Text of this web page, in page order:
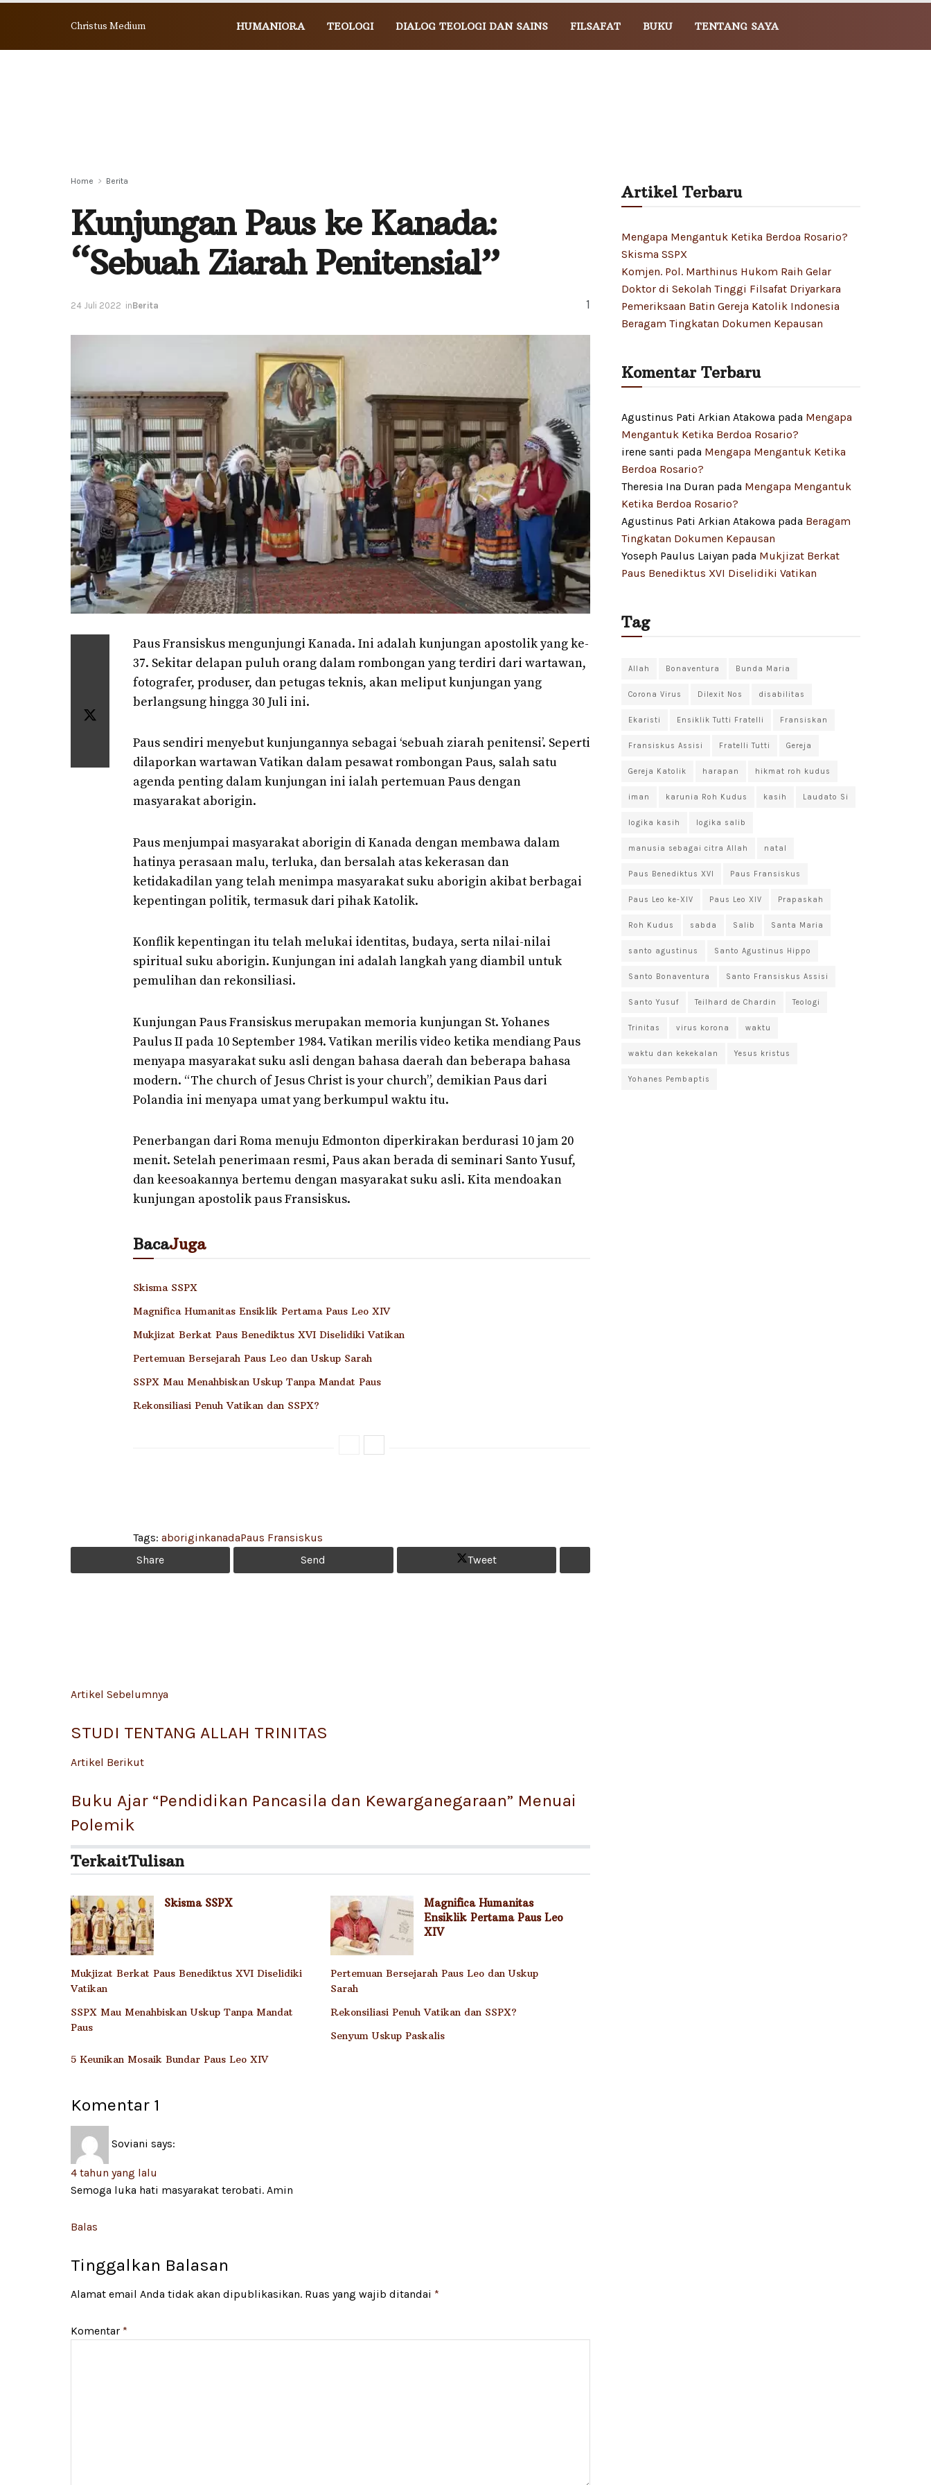
Christus Medium HUMANIORA TEOLOGI DIALOG TEOLOGI DAN SAINS FILSAFAT BUKU TENTANG SAYA
Home Berita
Kunjungan Paus ke Kanada:
“Sebuah Ziarah Penitensial”
24 Juli 2022 inBerita 1
Paus Fransiskus mengunjungi Kanada. Ini adalah kunjungan apostolik yang ke-
37. Sekitar delapan puluh orang dalam rombongan yang terdiri dari wartawan,
fotografer, produser, dan petugas teknis, akan meliput kunjungan yang
berlangsung hingga 30 Juli ini.
Paus sendiri menyebut kunjungannya sebagai ‘sebuah ziarah penitensi’. Seperti
dilaporkan wartawan Vatikan dalam pesawat rombongan Paus, salah satu
agenda penting dalam kunjungan ini ialah pertemuan Paus dengan
masyarakat aborigin.
Paus menjumpai masyarakat aborigin di Kanada dengan membawa dalam
hatinya perasaan malu, terluka, dan bersalah atas kekerasan dan
ketidakadilan yang telah menimpa masyarakat suku aborigin akibat berbagai
kepentingan politik, termasuk dari pihak Katolik.
Konflik kepentingan itu telah melukai identitas, budaya, serta nilai-nilai
spiritual suku aborigin. Kunjungan ini adalah langkah yang diambil untuk
pemulihan dan rekonsiliasi.
Kunjungan Paus Fransiskus merupakan memoria kunjungan St. Yohanes
Paulus II pada 10 September 1984. Vatikan merilis video ketika mendiang Paus
menyapa masyarakat suku asli dengan bahasa daerah dan beberapa bahasa
modern. “The church of Jesus Christ is your church”, demikian Paus dari
Polandia ini menyapa umat yang berkumpul waktu itu.
Penerbangan dari Roma menuju Edmonton diperkirakan berdurasi 10 jam 20
menit. Setelah penerimaan resmi, Paus akan berada di seminari Santo Yusuf,
dan keesoakannya bertemu dengan masyarakat suku asli. Kita mendoakan
kunjungan apostolik paus Fransiskus.
BacaJuga
Skisma SSPX
Magnifica Humanitas Ensiklik Pertama Paus Leo XIV
Mukjizat Berkat Paus Benediktus XVI Diselidiki Vatikan
Pertemuan Bersejarah Paus Leo dan Uskup Sarah
SSPX Mau Menahbiskan Uskup Tanpa Mandat Paus
Rekonsiliasi Penuh Vatikan dan SSPX?
Tags: aboriginkanadaPaus Fransiskus
Share
Send Tweet
Artikel Sebelumnya
STUDI TENTANG ALLAH TRINITAS
Artikel Berikut
Buku Ajar “Pendidikan Pancasila dan Kewarganegaraan” Menuai
Polemik
TerkaitTulisan
Skisma SSPX
Magnifica Humanitas
Ensiklik Pertama Paus Leo
XIV
Mukjizat Berkat Paus Benediktus XVI Diselidiki
Vatikan
Pertemuan Bersejarah Paus Leo dan Uskup
Sarah
SSPX Mau Menahbiskan Uskup Tanpa Mandat
Paus
Rekonsiliasi Penuh Vatikan dan SSPX?
Senyum Uskup Paskalis
5 Keunikan Mosaik Bundar Paus Leo XIV
Komentar 1
Soviani says:
4 tahun yang lalu
Semoga luka hati masyarakat terobati. Amin
Balas
Tinggalkan Balasan
Alamat email Anda tidak akan dipublikasikan. Ruas yang wajib ditandai *
Komentar *
Artikel Terbaru
Mengapa Mengantuk Ketika Berdoa Rosario?
Skisma SSPX
Komjen. Pol. Marthinus Hukom Raih Gelar
Doktor di Sekolah Tinggi Filsafat Driyarkara
Pemeriksaan Batin Gereja Katolik Indonesia
Beragam Tingkatan Dokumen Kepausan
Komentar Terbaru
Agustinus Pati Arkian Atakowa pada Mengapa
Mengantuk Ketika Berdoa Rosario?
irene santi pada Mengapa Mengantuk Ketika
Berdoa Rosario?
Theresia Ina Duran pada Mengapa Mengantuk
Ketika Berdoa Rosario?
Agustinus Pati Arkian Atakowa pada Beragam
Tingkatan Dokumen Kepausan
Yoseph Paulus Laiyan pada Mukjizat Berkat
Paus Benediktus XVI Diselidiki Vatikan
Tag
Allah Bonaventura Bunda Maria
Corona Virus Dilexit Nos disabilitas
Ekaristi Ensiklik Tutti Fratelli Fransiskan
Fransiskus Assisi Fratelli Tutti Gereja
Gereja Katolik harapan hikmat roh kudus
iman karunia Roh Kudus kasih Laudato Si
logika kasih logika salib
manusia sebagai citra Allah natal
Paus Benediktus XVI Paus Fransiskus
Paus Leo ke-XIV Paus Leo XIV Prapaskah
Roh Kudus sabda Salib Santa Maria
santo agustinus Santo Agustinus Hippo
Santo Bonaventura Santo Fransiskus Assisi
Santo Yusuf Teilhard de Chardin Teologi
Trinitas virus korona waktu
waktu dan kekekalan Yesus kristus
Yohanes Pembaptis